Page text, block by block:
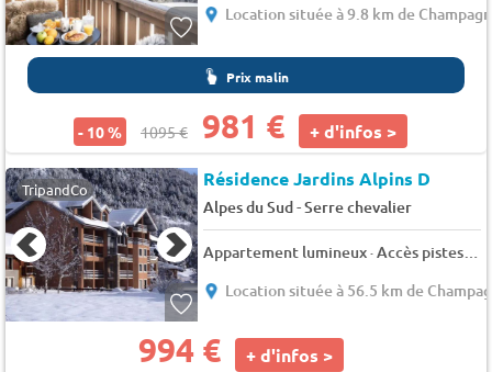
Location située à 9.8 km de
Prix malin
- 10 % 1095 € 981 € + d'infos >
TripandCo Résidence Jardins Alpins D
Alpes du Sud-Serre chevalier
Location située à 56.5 km de
994 € + d'infos >